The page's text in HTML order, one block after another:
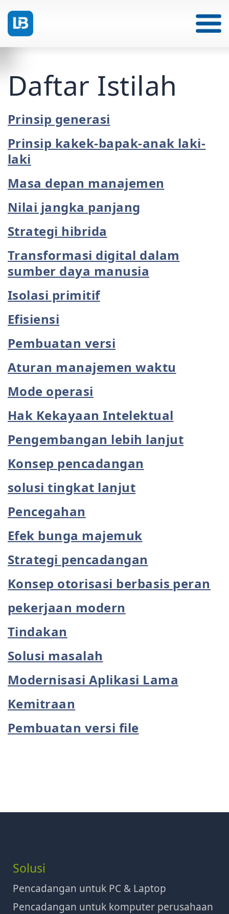
Daftar Istilah
Prinsip generasi
Prinsip kakek-bapak-anak laki-
laki
Masa depan manajemen
Nilai jangka panjang
Strategi hibrida
Transformasi digital dalam
sumber daya manusia
Isolasi primitif
Efisiensi
Pembuatan versi
Aturan manajemen waktu
Mode operasi
Hak Kekayaan Intelektual
Pengembangan lebih lanjut
Konsep pencadangan
solusi tingkat lanjut
Pencegahan
Efek bunga majemuk
Strategi pencadangan
Konsep otorisasi berbasis peran
pekerjaan modern
Tindakan
Solusi masalah
Modernisasi Aplikasi Lama
Kemitraan
Pembuatan versi file
Solusi
Pencadangan untuk PC & Laptop
Pencadangan untuk komputer perusahaan